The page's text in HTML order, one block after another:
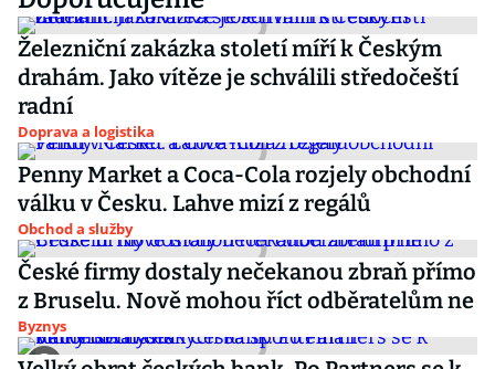
Železniční zakázka století míří k Českým
drahám. Jako vítěze je schválili středočeští
radní
Doprava a logistika
Penny Market a Coca-Cola rozjely obchodní
válku v Česku. Lahve mizí z regálů
Obchod a služby
České firmy dostaly nečekanou zbraň přímo
z Bruselu. Nově mohou říct odběratelům ne
Byznys